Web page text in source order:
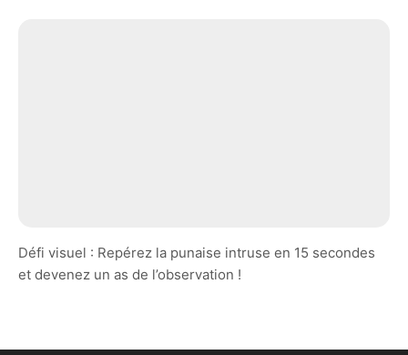
Défi visuel : Repérez la punaise intruse en 15 secondes
et devenez un as de l’observation !